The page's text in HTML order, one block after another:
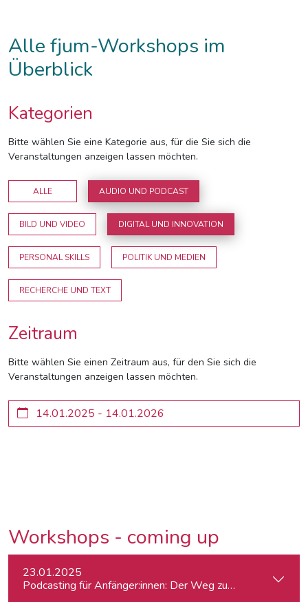
Alle fjum-Workshops im
Überblick
Kategorien
Bitte wählen Sie eine Kategorie aus, für die Sie sich die
Veranstaltungen anzeigen lassen möchten.
ALLE AUDIO UND PODCAST
BILD UND VIDEO DIGITAL UND INNOVATION
PERSONAL SKILLS POLITIK UND MEDIEN
RECHERCHE UND TEXT
Zeitraum
Bitte wählen Sie einen Zeitraum aus, für den Sie sich die
Veranstaltungen anzeigen lassen möchten.
Workshops - coming up
23.01.2025
Podcasting für Anfänger:innen: Der Weg zum eigenen